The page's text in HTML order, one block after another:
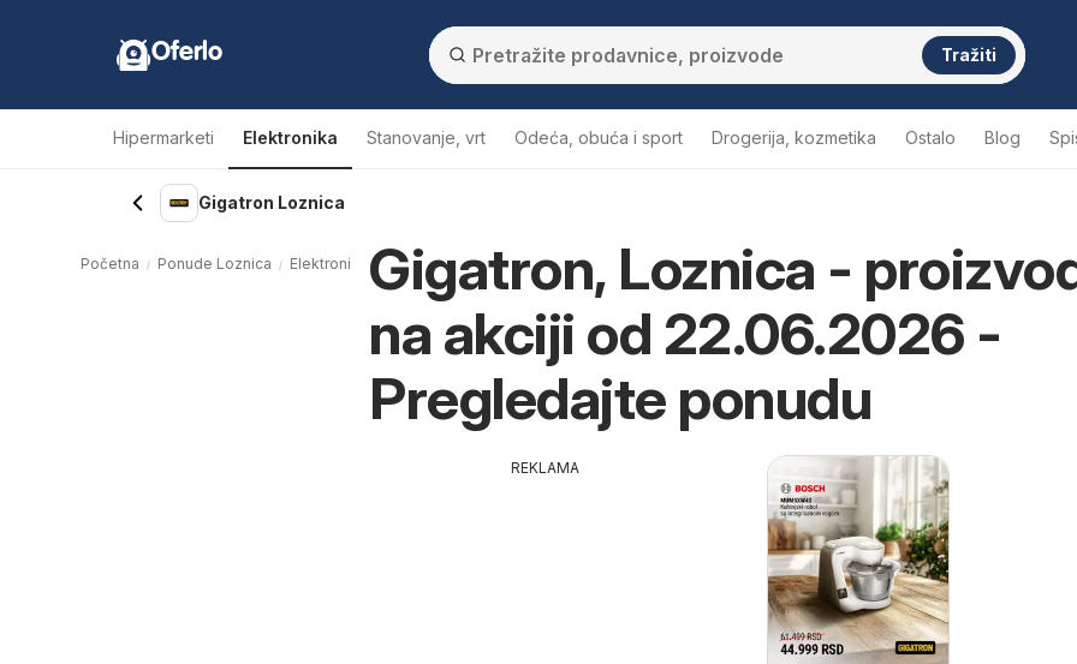
Oferlo Tražiti
Hipermarketi Elektronika Stanovanje, vrt Odeća, obuća i sport Drogerija, kozmetika Ostalo Blog
Gigatron Loznica
Gigatron, Loznica -
na akciji od 22.06.2026 -
Pregledajte ponudu
REKLAMA
Početna Ponude Loznica Elektronika Loznica Gigatron Loznica